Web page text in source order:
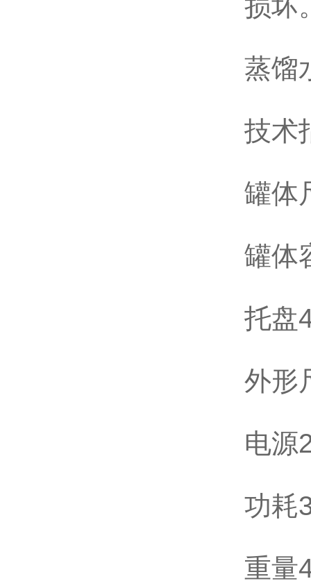
蒸馏
技术
罐体
罐体
托盘
外形
电源
功耗
重量